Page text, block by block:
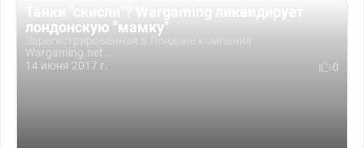
лондонскую "мамку"
Wargaming.net...
14 июня 2017 г.
0